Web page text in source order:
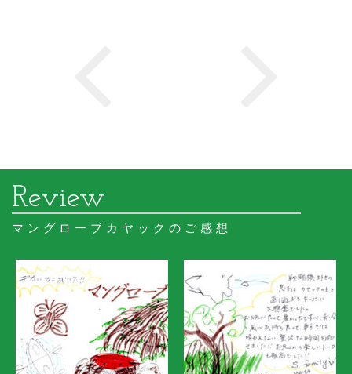
マングローブカヤックのご感想